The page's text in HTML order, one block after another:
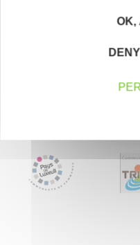
Devenez parrain ou
OK,